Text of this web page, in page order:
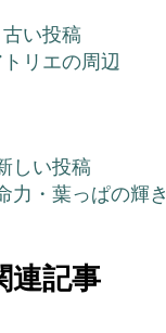
古い投稿
リエの周辺
しい投稿
力・葉っぱの輝き
連記事